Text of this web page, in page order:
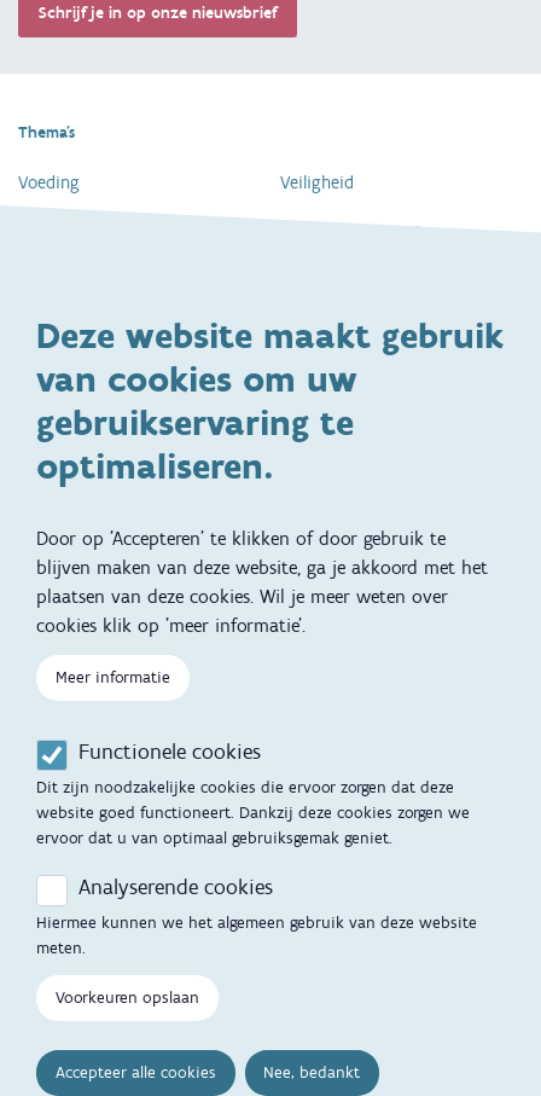
Deze website maakt gebruik
van cookies om uw
gebruikservaring te
optimaliseren.
Door op 'Accepteren' te klikken of door gebruik te
blijven maken van deze website, ga je akkoord met het
plaatsen van deze cookies. Wil je meer weten over
cookies klik op 'meer informatie'.
Meer informatie
Functionele cookies
Dit zijn noodzakelijke cookies die ervoor zorgen dat deze
website goed functioneert. Dankzij deze cookies zorgen we
ervoor dat u van optimaal gebruiksgemak geniet.
Analyserende cookies
Hiermee kunnen we het algemeen gebruik van deze website
meten.
Voorkeuren opslaan
Accepteer alle cookies Nee, bedankt
Schrijf je in op onze nieuwsbrief
Thema's
Voeding
Ontwikkeling en gedrag
Specifieke
ondersteuningsbehoefte
Zwangerschap en geboorte
Slapen
Veiligheid
Dagelijkse verzorging
Gezinsleven
Adoptie
Kinderwens
Voet
Kind en Gezin diensten
Aanbod tijdens de
zwangerschap
Opvoedingsondersteuning
Kinderopvang
Hulp en contact
Contactfomulier
Opgroeipunt
Veelgestelde vragen
Vertalingen
Mijn Opgroeien